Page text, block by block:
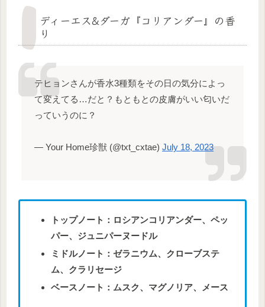
ディーエス&ダーガ『コリアンダー』の香
り
テヒョンさんが香水3種類をその日の気分によっ
て変えてる…だと？もともとの皮膚がいい匂いだ
っていうのに？
— Your Home珍獣 (@txt_cxtae) July 18, 2023
トップノート：ロシアンコリアンダー、ペッ
パー、ジュニパーヌードル
ミドルノート：ゼラニウム、クローブステ
ム、クラリセージ
ベースノート：ムスク、マグノリア、メース